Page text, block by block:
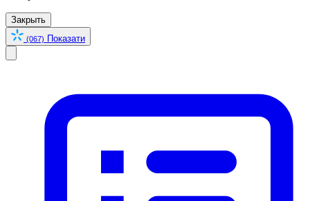
Закрыть
(067) Показати